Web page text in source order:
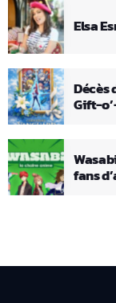
Elsa
Décès
Gift-
fans